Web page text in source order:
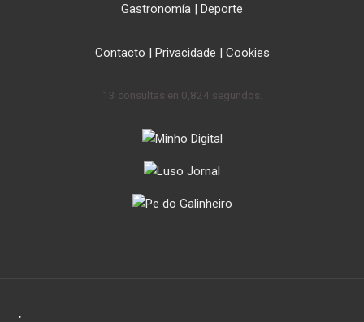
Gastronomía | Deporte
Contacto | Privacidade | Cookies
13 consultas en 0,824 segundos.
.